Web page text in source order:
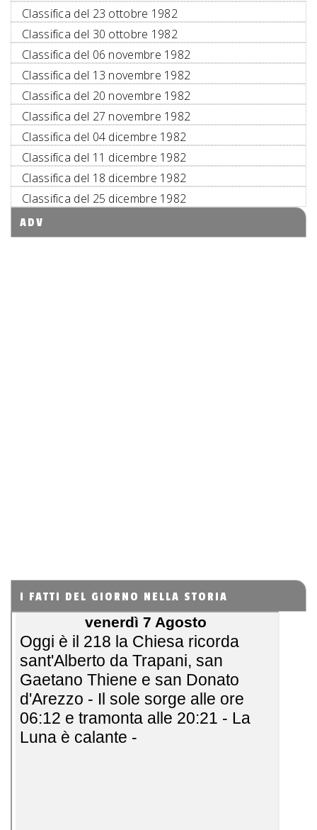
Classifica del 23 ottobre 1982
Classifica del 30 ottobre 1982
Classifica del 06 novembre 1982
Classifica del 13 novembre 1982
Classifica del 20 novembre 1982
Classifica del 27 novembre 1982
Classifica del 04 dicembre 1982
Classifica del 11 dicembre 1982
Classifica del 18 dicembre 1982
Classifica del 25 dicembre 1982
ADV
I FATTI DEL GIORNO NELLA STORIA